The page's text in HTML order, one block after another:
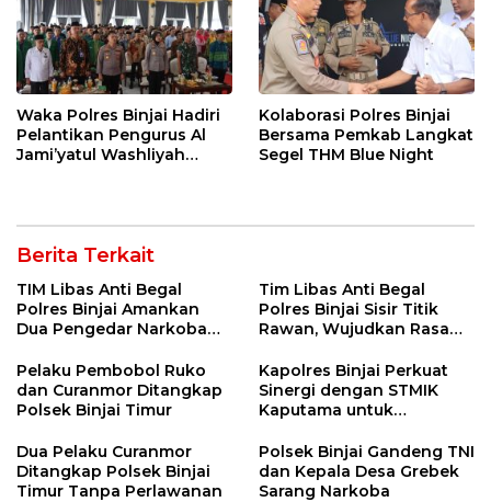
Waka Polres Binjai Hadiri
Pelantikan Pengurus Al
Jami’yatul Washliyah
Kolaborasi Polres Binjai
Bersama Pemkab Langkat
Segel THM Blue Night
Berita Terkait
TIM Libas Anti Begal
Polres Binjai Amankan
Dua Pengedar Narkoba
Tim Libas Anti Begal
Polres Binjai Sisir Titik
Rawan, Wujudkan Rasa
Pelaku Pembobol Ruko
dan Curanmor Ditangkap
Polsek Binjai Timur
Kapolres Binjai Perkuat
Sinergi dengan STMIK
Kaputama untuk
AI
Dua Pelaku Curanmor
Ditangkap Polsek Binjai
Timur Tanpa Perlawanan
Polsek Binjai Gandeng TNI
dan Kepala Desa Grebek
Sarang Narkoba